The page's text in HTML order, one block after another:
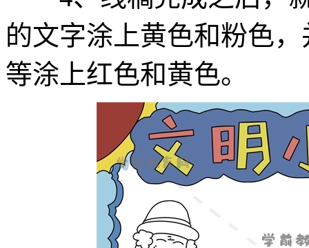
的文字涂上黄色和粉色
等涂上红色和黄色。